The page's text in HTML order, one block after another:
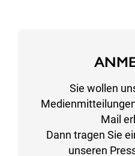
Sie wollen
Mail
Dann tragen Sie
unseren